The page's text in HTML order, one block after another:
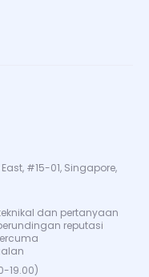
#15-01, Singapore,
dan pertanyaan
reputasi
19.00)